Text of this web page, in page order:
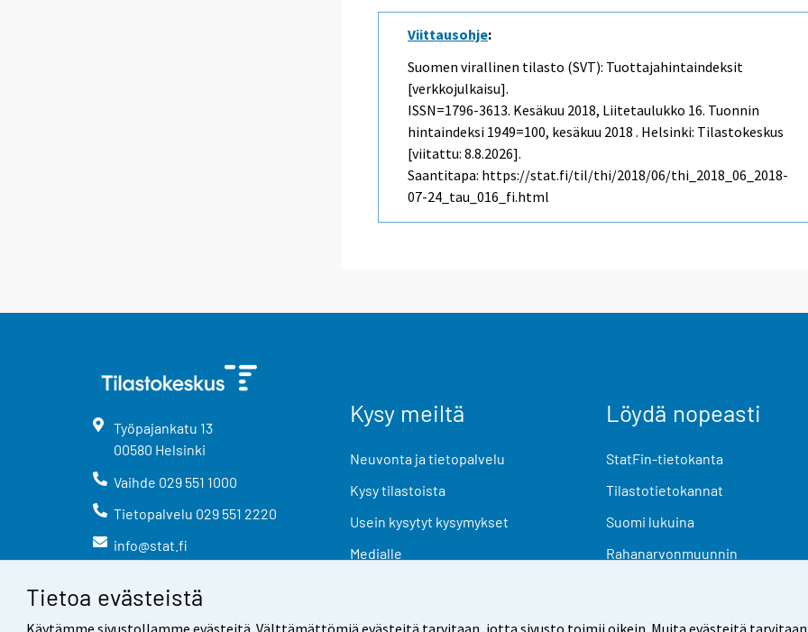
Tietoa evästeistä
Käytämme sivustollamme evästeitä. Välttämättömiä evästeitä tarvitaan, jotta sivusto toimii oikein. Muita evästeitä
Viittausohje:
Suomen virallinen tilasto (SVT): Tuottajahintaindeksit
[verkkojulkaisu].
ISSN=1796-3613. Kesäkuu 2018, Liitetaulukko 16. Tuonnin
hintaindeksi 1949=100, kesäkuu 2018 . Helsinki: Tilastokeskus
[viitattu: 8.8.2026].
Saantitapa: https://stat.fi/til/thi/2018/06/thi_2018_06_2018-
07-24_tau_016_fi.html
Työpajankatu 13
00580 Helsinki
Vaihde 029 551 1000
Tietopalvelu 029 551 2220
info@stat.fi
Kysy meiltä
Neuvonta ja tietopalvelu
Kysy tilastoista
Usein kysytyt kysymykset
Medialle
Löydä nopeasti
StatFin-tietokanta
Tilastotietokannat
Suomi lukuina
Rahanarvonmuunnin